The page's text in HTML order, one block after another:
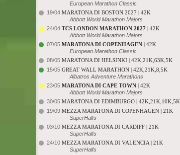
European Marathon Classic
19/04 MARATONA DI BOSTON 2027 | 42K
Abbott World Marathon Majors
24/04 TCS LONDON MARATHON 2027 | 42K
Abbott World Marathon Majors
07/05 MARATONA DI COPENHAGEN | 42K
European Marathon Classic
08/05 MARATONA DI HELSINKI | 42K,21K,63K,5K
15/05 GREAT WALL MARATHON | 42K,21K,8,5K
Albatros Adventure Marathons
23/05 MARATONA DI CAPE TOWN | 42K
Abbott World Marathon Majors
30/05 MARATONA DI EDIMBURGO | 42K,21K,10K,5K
19/09 MEZZA MARATONA DI COPENHAGEN | 21K
SuperHalfs
03/10 MEZZA MARATONA DI CARDIFF | 21K
SuperHalfs
24/10 MEZZA MARATONA DI VALENCIA | 21K
SuperHalfs